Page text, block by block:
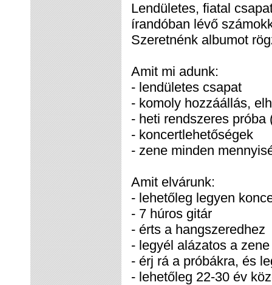
Lendületes, fiatal
írandóban lévő
Szeretnénk albumot
Amit mi adunk:
- lendületes csapat
- komoly hozzáállás,
- heti rendszeres próba
- koncertlehetőségek
- zene minden
Amit elvárunk:
- lehetőleg legyen
- 7 húros gitár
- érts a hangszeredhez
- legyél alázatos a
- érj rá a próbákra, és
- lehetőleg 22-30 év